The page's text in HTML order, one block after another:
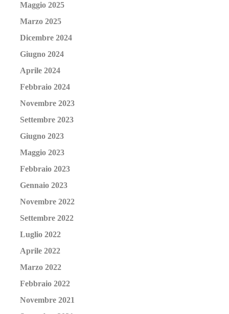
Maggio 2025
Marzo 2025
Dicembre 2024
Giugno 2024
Aprile 2024
Febbraio 2024
Novembre 2023
Settembre 2023
Giugno 2023
Maggio 2023
Febbraio 2023
Gennaio 2023
Novembre 2022
Settembre 2022
Luglio 2022
Aprile 2022
Marzo 2022
Febbraio 2022
Novembre 2021